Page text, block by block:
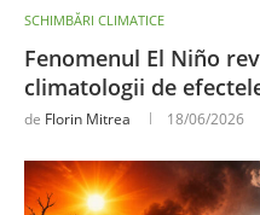
SCHIMBĂRI CLIMATICE
Fenomenul El Niño
climatologii de
de Florin Mitrea 18/06/2026